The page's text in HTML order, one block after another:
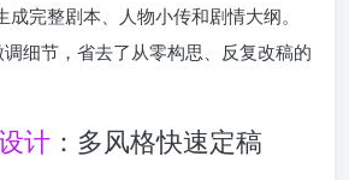
成完整剧本、人物小传和剧情大纲。
细节，省去了从零构思、反复改稿的
计 ：多风格快速定稿